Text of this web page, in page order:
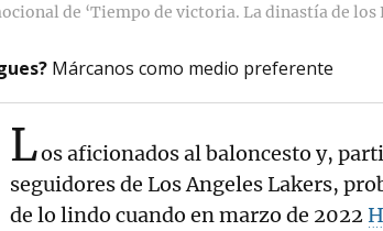
de ‘Tiempo de victoria. La dinastía de los
Márcanos como medio preferente
Los aficionados al baloncesto y,
seguidores de Los Angeles Lakers,
de lo lindo cuando en marzo de 2022